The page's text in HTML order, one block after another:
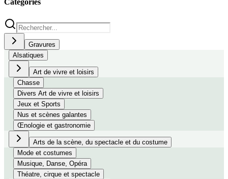
Catégories
Gravures
Alsatiques
Art de vivre et loisirs
Chasse
Divers Art de vivre et loisirs
Jeux et Sports
Nus et scènes galantes
Œnologie et gastronomie
Arts de la scène, du spectacle et du costume
Mode et costumes
Musique, Danse, Opéra
Théatre, cirque et spectacle